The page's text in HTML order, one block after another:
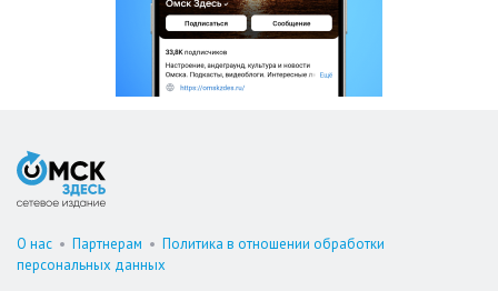
О нас • Партнерам • Политика в отношении обработки
персональных данных